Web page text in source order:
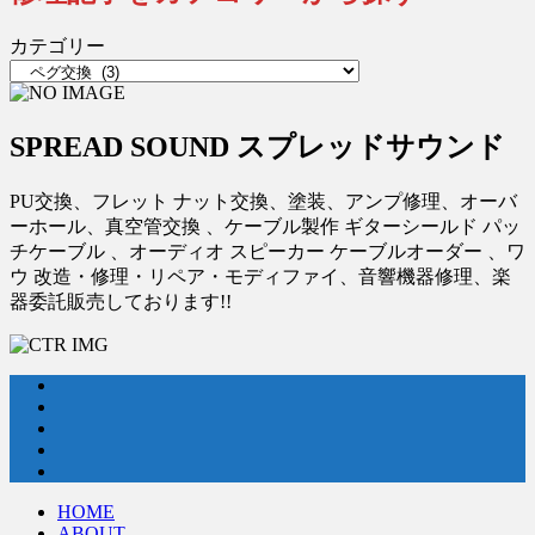
カテゴリー
SPREAD SOUND スプレッドサウンド
PU交換、フレット ナット交換、塗装、アンプ修理、オーバ
ーホール、真空管交換 、ケーブル製作 ギターシールド パッ
チケーブル 、オーディオ スピーカー ケーブルオーダー 、ワ
ウ 改造・修理・リペア・モディファイ、音響機器修理、楽
器委託販売しております!!
HOME